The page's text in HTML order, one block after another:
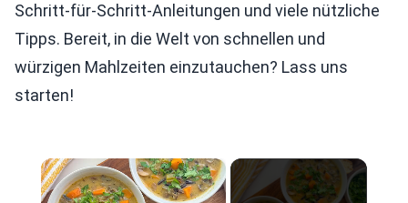
Schritt-für-Schritt-Anleitungen und viele nützliche
Tipps. Bereit, in die Welt von schnellen und
würzigen Mahlzeiten einzutauchen? Lass uns
starten!
×